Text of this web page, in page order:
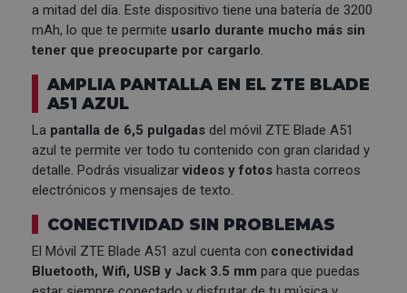
a mitad del día. Este dispositivo tiene una batería de 3200
mAh, lo que te permite usarlo durante mucho más sin
tener que preocuparte por cargarlo
AMPLIA PANTALLA EN EL ZTE BLADE
A51 AZUL
La pantalla de 6,5 pulgadas del móvil ZTE Blade A51
azul te permite ver todo tu contenido con gran claridad y
detalle. Podrás visualizar videos y fotos hasta correos
electrónicos y mensajes de texto.
CONECTIVIDAD SIN PROBLEMAS
El Móvil ZTE Blade A51 azul cuenta con conectividad
Bluetooth, Wifi, USB y Jack 3.5 mm para que puedas